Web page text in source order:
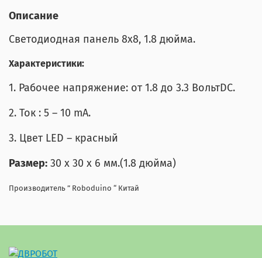
Описание
Светодиодная панель 8x8, 1.8 дюйма.
Характеристики:
1. Рабочее напряжение: от 1.8 до 3.3 ВольтDC.
2. Ток : 5 – 10 mA.
3. Цвет LED – красный
Размер: 30 x 30 x 6 мм.(1.8 дюйма)
Производитель ” Roboduino “ Китай